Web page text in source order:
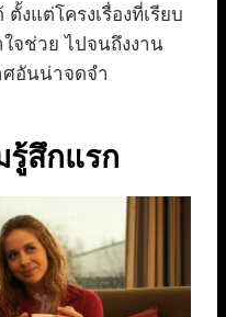
งแต่โครงเรื่องที่เรียบ
จช่วย ไปจนถึงงาน
ศอันน่าจดจำ
รู้สึกแรก